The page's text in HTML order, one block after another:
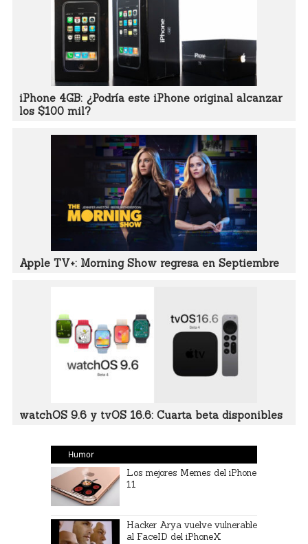
iPhone 4GB: ¿Podría este iPhone original alcanzar
los $100 mil?
Apple TV+: Morning Show regresa en Septiembre
watchOS 9.6 y tvOS 16.6: Cuarta beta disponibles
Humor
Los mejores Memes del iPhone
11
Hacker Arya vuelve vulnerable
al FaceID del iPhoneX